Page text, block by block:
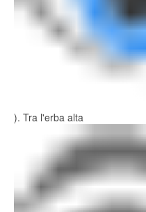
). Tra l'erba alta